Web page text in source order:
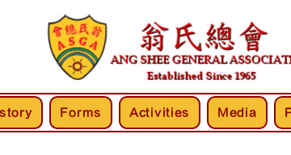
Forms Activities Media